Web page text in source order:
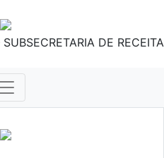
DE RECEITA